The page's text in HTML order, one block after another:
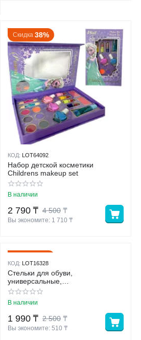
Скидка 38%
КОД: LOT64092
Набор детской косметики
Childrens makeup set
В наличии
4 500 ₸
2 790 ₸
Вы экономите: 1 710 ₸
КОД: LOT16328
Стельки для обуви,
универсальные,
амортизирующие, 35-40 размер
В наличии
2 500 ₸
1 990 ₸
Вы экономите: 510 ₸